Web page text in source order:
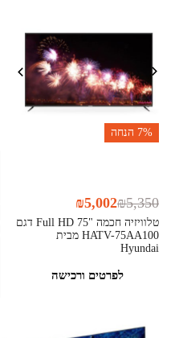
7% הנחה
טלוויזיה חכמה "75 Full HD דגם
HATV-75AA100 מבית
Hyundai
₪5,350
₪5,002
לפרטים ורכישה